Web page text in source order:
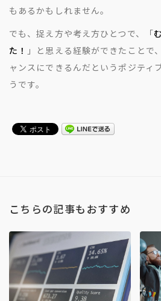
もあるかもしれません。
でも、捉え方や考え方ひとつで、「
た！ 」と思える経験ができたことで
ャンスにできるんだというポジティ
うです。
こちらの記事もおすすめ